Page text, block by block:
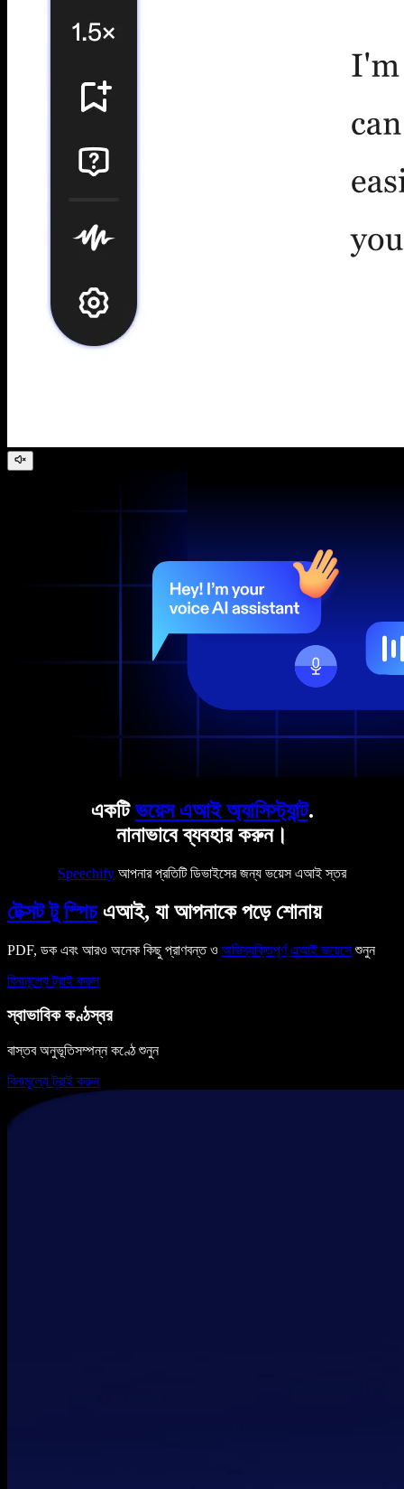
একটিভয়েস এআই অ্যাসিস্ট্যান্ট.
নানাভাবে ব্যবহার করুন।
Speechify আপনার প্রতিটি ডিভাইসের জন্য ভয়েস এআই স্তর
টেক্সট টু স্পিচএআই, যা আপনাকে পড়ে শোনায়
PDF, ডক এবং আরও অনেক কিছু প্রাণবন্ত ও অভিব্যক্তিপূর্ণ এআই ভয়েসেশুনুন
বিনামূল্যে ট্রাই করুন
স্বাভাবিক কণ্ঠস্বর
বাস্তব অনুভূতিসম্পন্ন কণ্ঠে শুনুন
বিনামূল্যে ট্রাই করুন